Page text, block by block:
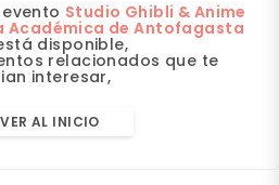
Studio Ghibli & Anime
Académica de Antofagasta
disponible,
relacionados que te
interesar,
AL INICIO